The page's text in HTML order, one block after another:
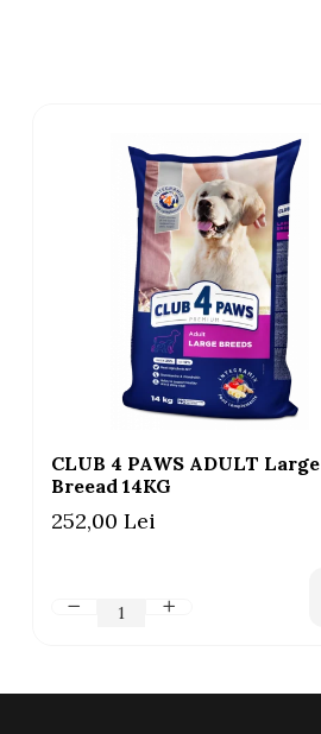
CLUB 4 PAWS ADULT Large
Breead 14KG
252,00 Lei